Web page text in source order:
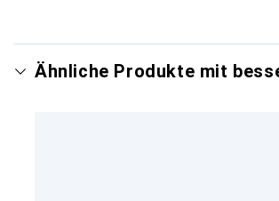
Ähnliche Produkte mit